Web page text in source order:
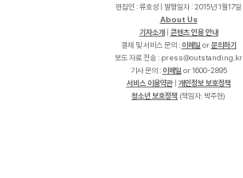
편집인 : 류호성 | 발행일자 : 2015년 1월17일
About Us
기자소개
콘텐츠 인용 안내
결제 및 서비스 문의 : 이메일 or문의하기
보도 자료 전송 :
r
k
.
g
n
i
d
n
a
t
s
t
u
o
@
s
s
e
r
p
기사 문의 : 이메일 or 1600-2895
서비스 이용약관| 개인정보 보호정책
청소년 보호정책 (책임자: 박주현)